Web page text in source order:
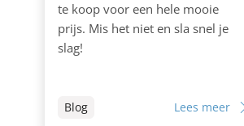
te koop voor een hele mooie
prijs. Mis het niet en sla snel je
slag!
Blog Lees meer